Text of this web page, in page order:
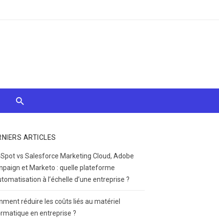
ARTICLES
vs Salesforce Marketing Cloud, Adobe
et Marketo : quelle plateforme
à l’échelle d’une entreprise ?
réduire les coûts liés au matériel
en entreprise ?